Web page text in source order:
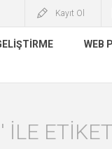
Kayıt Ol
WEB
ILE